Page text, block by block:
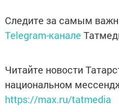
Следите за самым
Telegram-канале
Читайте новости
национальном
https://max.ru/tatmedia